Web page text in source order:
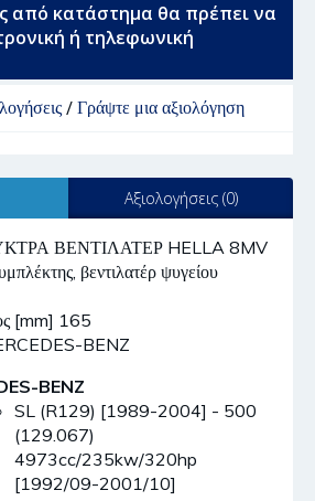
από κατάστημα θα πρέπει να
ή τηλεφωνική
/ Γράψτε μια αξιολόγηση
Αξιολογήσεις (0)
ΒΕΝΤΙΛΑΤΕΡ HELLA 8MV
βεντιλατέρ ψυγείου
[mm] 165
BENZ
BENZ
SL (R129) [1989-2004] - 500
(129.067)
4973cc/235kw/320hp
[1992/09-2001/10]